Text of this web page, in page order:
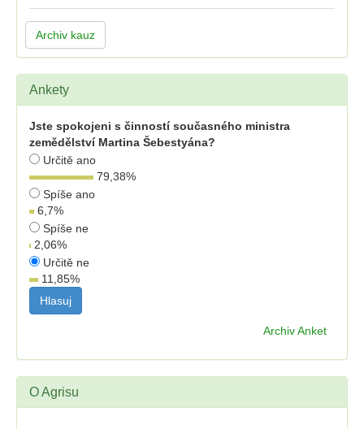
Archiv kauz
Ankety
Jste spokojeni s činností současného ministra
zemědělství Martina Šebestyána?
Určitě ano
79,38%
Spíše ano
6,7%
Spíše ne
2,06%
Určitě ne
11,85%
Archiv Anket
O Agrisu